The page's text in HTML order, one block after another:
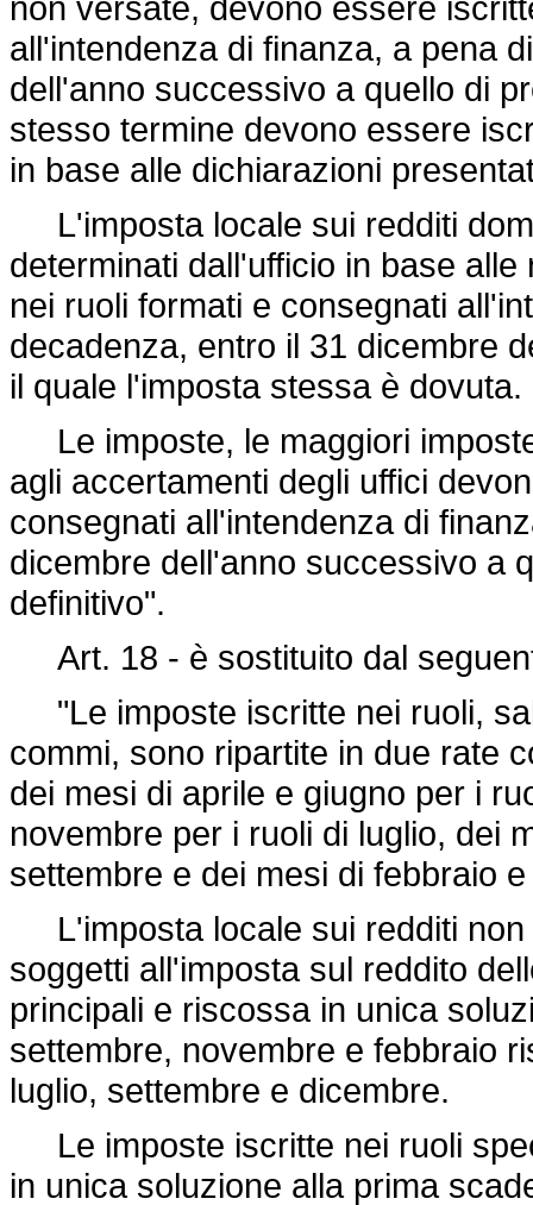
all'intendenza di finanza, a pena
dell'anno successivo a quello di
stesso termine devono essere
in base alle dichiarazioni
L'imposta locale sui redditi
determinati dall'ufficio in base
nei ruoli formati e consegnati
decadenza, entro il 31 dicembre
il quale l'imposta stessa è dovuta.
Le imposte, le maggiori
agli accertamenti degli uffici
consegnati all'intendenza di
dicembre dell'anno successivo a
definitivo".
Art. 18 - è sostituito dal
"Le imposte iscritte nei ruoli,
commi, sono ripartite in due rate
dei mesi di aprile e giugno per i
novembre per i ruoli di luglio, dei
settembre e dei mesi di febbraio
L'imposta locale sui redditi non
soggetti all'imposta sul reddito
principali e riscossa in unica
settembre, novembre e febbraio
luglio, settembre e dicembre.
Le imposte iscritte nei ruoli
in unica soluzione alla prima